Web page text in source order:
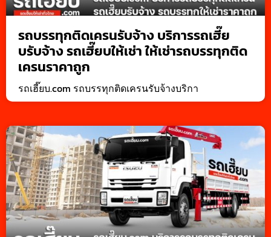
รถบรรทุกติดเครนรับจ้าง บริการรถเฮี๊ย
บรับจ้าง รถเฮี๊ยบให้เช่า ให้เช่ารถบรรทุกติด
เครนราคาถูก
รถเฮี๊ยบ.com รถบรรทุกติดเครนรับจ้างบริกา